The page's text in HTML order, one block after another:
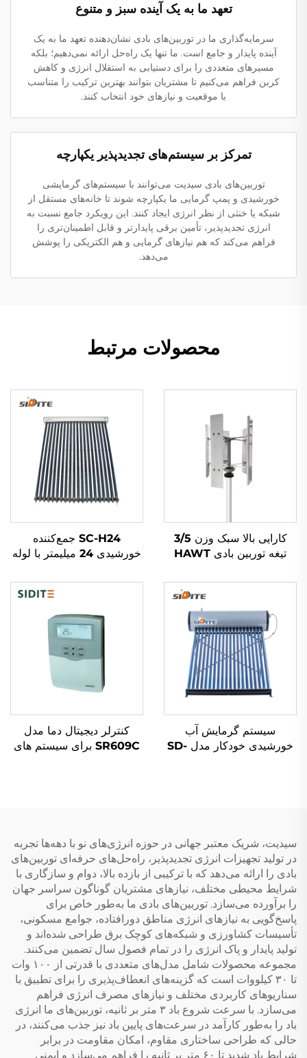
تعهد ما به یک آینده سبز و متنوع
سرمایه‌گذاری ما در توربین‌های بادی نشان‌دهنده تعهد ما به یک
آینده پایدار و جامع است. ما تنها یک راه‌حل ارائه نمی‌دهیم؛ بلکه
مسیرهای متعددی را برای دستیابی به استقلال انرژی و کاهش
کربن فراهم می‌کنیم تا مشتریان بتوانند بهترین ترکیب را متناسب
با موقعیت و نیازهای خود انتخاب کنند.
تمرکز بر سیستم‌های تجدیدپذیر یکپارچه
توربین‌های بادی سیدیت می‌توانند با سیستم‌های گرمایشی
خورشیدی و پمپ گرمایی ما یکپارچه شوند تا خانه‌های مستقل از
شبکه یا خنثی از نظر انرژی ایجاد کنند. این رویکرد جامع نسبت به
انرژی تجدیدپذیر، تأمین برقی پایدارتر و قابل اطمینان‌تری را
فراهم می‌کند که هم نیازهای گرمایی و هم الکتریکی را پوشش
می‌دهد.
محصولات مرتبط
کارایی بالا سبک وزن 3/5
تیغه توربین بادی HAWT
جنگله ای دی کاست
SC-H24 جمع‌کننده
خورشیدی 24 میلیمتر با لوله
مس لوله گرما، منیفولد
آلومینیومی دو شیشه ای
مستقل در بیرون
سیستم گرمایش آب
خورشیدی خودکار مدل SD-
کنترلر دیجیتال دما مدل
SR609C برای سیستم های
سیدیت، شریک معتبر جهانی در حوزه انرژی‌های نو با دهه‌ها تجربه
در تولید تجهیزات انرژی تجدیدپذیر، راه‌حل‌های حرفه‌ای توربین‌های
بادی را ارائه می‌دهد که با ترکیبی از بازده بالا، دوام و سازگاری با
شرایط محیطی مختلف، نیازهای مشتریان گوناگون سراسر جهان
را برآورده می‌سازد. توربین‌های بادی ما به‌طور خاص برای
پاسخ‌گویی به نیازهای انرژی مناطق دورافتاده، جوامع مسکونی،
تأسیسات کشاورزی و شبکه‌های کوچک برق طراحی شده‌اند و
تولید پایدار و پاک انرژی را در تمام فصول سال تضمین می‌کنند.
مجموعه محصولات شامل مدل‌های متعددی با قدرتی از ۱۰۰ وات
تا ۳۰ کیلووات است که گزینه‌های انعطاف‌پذیری را برای تطبیق با
سناریوهای کاربردی مختلف و نیازهای مصرف انرژی فراهم
می‌سازد. با سرعت شروع باد ۳ متر بر ثانیه، توربین‌های ما انرژی
باد را به‌طور کارآمد در سرعت‌های پایین باد نیز جذب می‌کنند، در
حالی که طراحی ساختاری مقاوم، امکان مقاومت در برابر
شرایط باد شدید تا ۶۰ متر بر ثانیه را فراهم می‌سازد و ایمنی